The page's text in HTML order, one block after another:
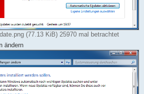
(77.13 KiB) 25970 mal betrachtet
ändern